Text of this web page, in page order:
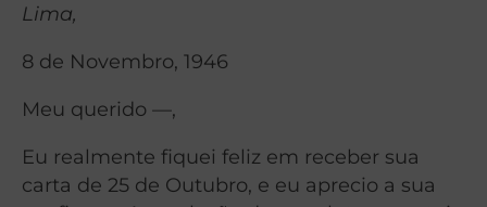
Lima,
8 de Novembro, 1946
Meu querido —,
Eu realmente fiquei feliz em receber sua
carta de 25 de Outubro, e eu aprecio a sua